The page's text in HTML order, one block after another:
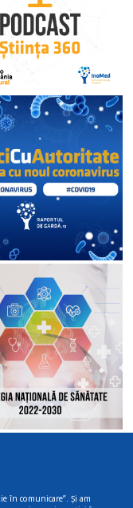
în comunicare”. Și am